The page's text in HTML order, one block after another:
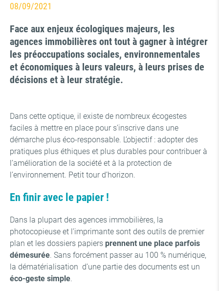
08/09/2021
Face aux enjeux écologiques majeurs, les
agences immobilières ont tout à gagner à intégrer
les préoccupations sociales, environnementales
et économiques à leurs valeurs, à leurs prises de
décisions et à leur stratégie.
Dans cette optique, il existe de nombreux écogestes
faciles à mettre en place pour s’inscrive dans une
démarche plus éco-responsable. L’objectif : adopter des
pratiques plus éthiques et plus durables pour contribuer à
l’amélioration de la société et à la protection de
l’environnement. Petit tour d’horizon.
En finir avec le papier !
Dans la plupart des agences immobilières, la
photocopieuse et l’imprimante sont des outils de premier
plan et les dossiers papiers prennent une place parfois
démesurée. Sans forcément passer au 100 % numérique,
la dématérialisation d’une partie des documents est un
éco-geste simple.